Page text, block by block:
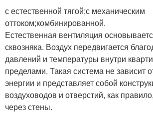
с естественной тягой;с механическим
оттоком;комбинированной.
Естественная вентиляция
сквозняка. Воздух передвигается
давлений и температуры внутри
пределами. Такая система не зависит
энергии и представляет собой
воздуховодов и отверстий, как
через стены.